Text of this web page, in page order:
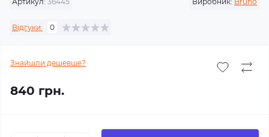
Відгуки: 0
Знайшли дешевше?
840 грн.